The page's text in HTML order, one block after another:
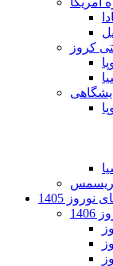
کروز
نوروز 1405